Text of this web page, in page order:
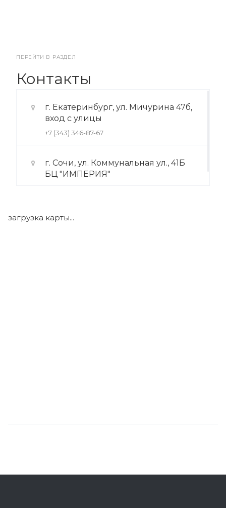
ПЕРЕЙТИ В РАЗДЕЛ
Контакты
г. Екатеринбург, ул. Мичурина 47б,
вход с улицы
+7 (343) 346-87-67
г. Сочи, ул. Коммунальная ул., 41Б
БЦ "ИМПЕРИЯ"
загрузка карты...